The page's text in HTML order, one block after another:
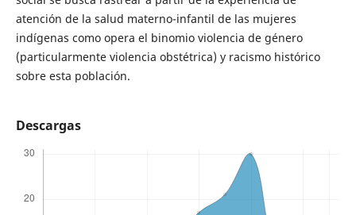
atención de la salud materno-infantil de las mujeres
indígenas como opera el binomio violencia de género
(particularmente violencia obstétrica) y racismo histórico
sobre esta población.
Descargas